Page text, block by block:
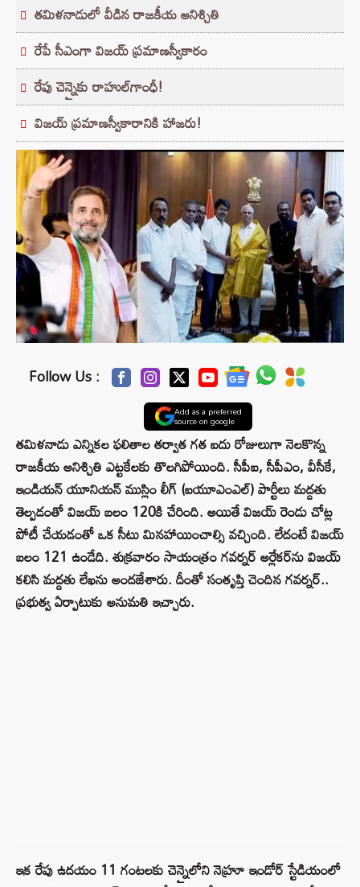
తమిళనాడులో వీడిన రాజకీయ అనిశ్చితి
రేపే సీఎంగా విజయ్ ప్రమాణస్వీకారం
రేపు చెన్నైకు రాహుల్‌గాంధీ!
విజయ్ ప్రమాణస్వీకారానికి హాజరు!
Follow Us :
Add as a preferred
source on google
తమిళనాడు ఎన్నికల ఫలితాల తర్వాత గత ఐదు రోజులుగా నెలకొన్న
రాజకీయ అనిశ్చితి ఎట్టకేలకు తొలగిపోయింది. సీపీఐ, సీపీఎం, వీసీకే,
ఇండియన్ యూనియన్ ముస్లిం లీగ్ (ఐయూఎంఎల్) పార్టీలు మద్దతు
తెల్పడంతో విజయ్ బలం 120కి చేరింది. అయితే విజయ్ రెండు చోట్ల
పోటీ చేయడంతో ఒక సీటు మినహాయించాల్సి వచ్చింది. లేదంటే విజయ్
బలం 121 ఉండేది. శుక్రవారం సాయంత్రం గవర్నర్ అర్లేకర్‌ను విజయ్
కలిసి మద్దతు లేఖను అందజేశారు. దీంతో సంతృప్తి చెందిన గవర్నర్..
ప్రభుత్వ ఏర్పాటుకు అనుమతి ఇచ్చారు.
ఇక రేపు ఉదయం 11 గంటలకు చెన్నైలోని నెహ్రూ ఇండోర్ స్టేడియంలో